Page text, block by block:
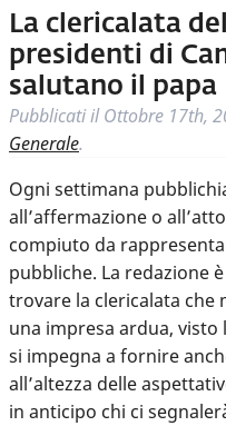
La clericalata
presidenti di
salutano il papa
Pubblicati ilOttobre 17th,
Generale.
Ogni settimana
all’affermazione o
compiuto da
pubbliche. La redazione
trovare la clericalata che
una impresa ardua, visto
si impegna a fornire
all’altezza delle
in anticipo chi ci